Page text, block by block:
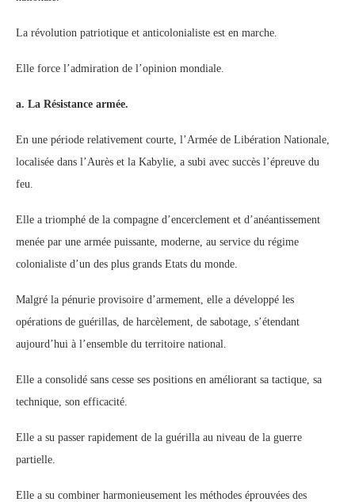
La révolution patriotique et anticolonialiste est en marche.
Elle force l’admiration de l’opinion mondiale.
a. La Résistance armée.
En une période relativement courte, l’Armée de Libération Nationale,
localisée dans l’Aurès et la Kabylie, a subi avec succès l’épreuve du
feu.
Elle a triomphé de la compagne d’encerclement et d’anéantissement
menée par une armée puissante, moderne, au service du régime
colonialiste d’un des plus grands Etats du monde.
Malgré la pénurie provisoire d’armement, elle a développé les
opérations de guérillas, de harcèlement, de sabotage, s’étendant
aujourd’hui à l’ensemble du territoire national.
Elle a consolidé sans cesse ses positions en améliorant sa tactique, sa
technique, son efficacité.
Elle a su passer rapidement de la guérilla au niveau de la guerre
partielle.
Elle a su combiner harmonieusement les méthodes éprouvées des